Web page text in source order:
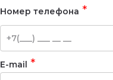
Номер телефона *
E-mail *